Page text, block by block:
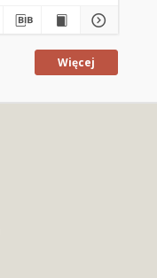
Więcej